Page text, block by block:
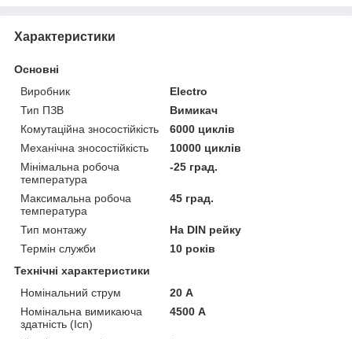
Характеристики
Основні
Виробник
Electro
Тип ПЗВ
Вимикач
Комутаційна зносостійкість
6000 циклів
Механічна зносостійкість
10000 циклів
Мінімальна робоча
температура
-25 град.
Максимальна робоча
температура
45 град.
Тип монтажу
На DIN рейку
Термін служби
10 років
Технічні характеристики
Номінальний струм
20 А
Номінальна вимикаюча
здатність (Icn)
4500 А